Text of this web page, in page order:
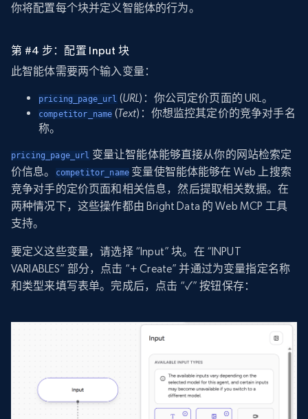
你将配置每个块并定义智能体的行为。
第 #4 步：配置 Input 块
此智能体需要两个输入变量：
pricing_page_url (URL)：你公司定价页面的 URL。
competitor_name (Text)：你想监控其定价的竞争对手名
称。
pricing_page_url 变量让智能体能够直接从你的网站检索定
价信息。
competitor_name 变量使智能体能够在 Web 上搜索
竞争对手的定价页面和相关信息，然后提取相关数据。在
两种情况下，这些操作都由 Bright Data 的 Web MCP 工具
支持。
要定义这些变量，请选择 “Input” 块。在 “INPUT
VARIABLES” 部分，点击 “+ Create” 并通过为变量指定名称
和类型来填写表单。完成后，点击 “✓” 按钮保存：